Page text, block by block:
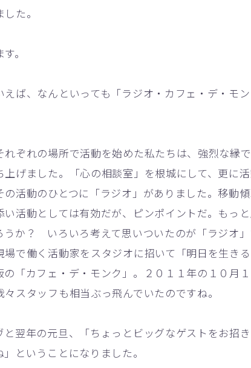
た。
。
ば、なんといっても「ラジオ・カフェ・デ・モ
ぞれの場所で活動を始めた私たちは、強烈な縁
げました。「心の相談室」を根城にして、更に
活動のひとつに「ラジオ」がありました。移動
活動としては有効だが、ピンポイントだ。もっ
うか？ いろいろ考えて思いついたのが「ラジオ
で働く活動家をスタジオに招いて「明日を生き
「カフェ・デ・モンク」。２０１１年の１０月
スタッフも相当ぶっ飛んでいたのですね。
翌年の元旦、「ちょっとビッグなゲストをお招
ということになりました。